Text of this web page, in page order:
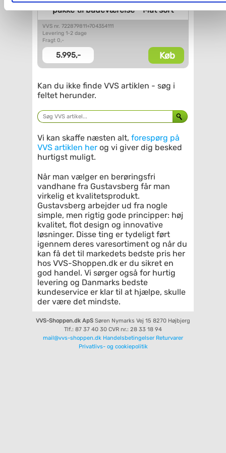
Du kan se mere om, hvordan vi behandler dine
personoplysninger, ved at klikke
pakke til badeværelse - Matsort
VVS nr. 722879811+704354111
Levering 1-2 dage
Fragt 0,-
5.995,- Køb
Kan du ikke finde VVS artiklen - søg i
feltet herunder.
Vi kan skaffe næsten alt, forespørg på
VVS artiklen her og vi giver dig besked
hurtigst muligt.
Når man vælger en berøringsfri
vandhane fra Gustavsberg får man
virkelig et kvalitetsprodukt.
Gustavsberg arbejder ud fra nogle
simple, men rigtig gode principper: høj
kvalitet, flot design og innovative
løsninger. Disse ting er tydeligt ført
igennem deres varesortiment og når du
kan få det til markedets bedste pris her
hos VVS-Shoppen.dk er du sikret en
god handel. Vi sørger også for hurtig
levering og Danmarks bedste
kundeservice er klar til at hjælpe, skulle
der være det mindste.
VVS-Shoppen.dk ApS Søren Nymarks Vej 15 8270 Højbjerg
Tlf.: 87 37 40 30 CVR nr.: 28 33 18 94
mail@vvs-shoppen.dk Handelsbetingelser Returvarer
Privatlivs- og cookiepolitik